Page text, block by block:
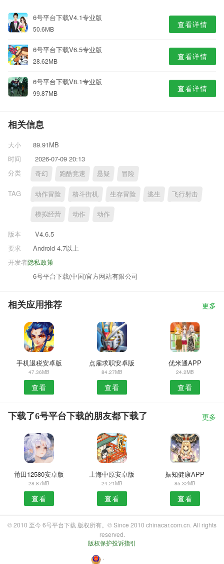
6号平台下载V4.1专业版
50.6MB 查看详情
6号平台下载V6.5专业版
28.62MB 查看详情
6号平台下载V8.1专业版
99.87MB 查看详情
相关信息
大小
89.91MB
时间
2026-07-09 20:13
分类
奇幻 跑酷竞速 悬疑 冒险
TAG 动作冒险 格斗街机 生存冒险 逃生 飞行射击
模拟经营 动作 动作
版本
V4.6.5
要求
Android 4.7以上
隐私政策
开发者
6号平台下载(中国)官方网站有限公司
相关应用推荐 更多
手机退税安卓版
47.36MB
查看
点雇求职安卓版
84.27MB
查看
优米通APP
24.2MB
查看
下载了6号平台下载的朋友都下载了 更多
莆田12580安卓版
28.87MB
查看
上海中原安卓版
24.21MB
查看
振知健康APP
85.32MB
查看
© 2010 至今 6号平台下载 版权所有。© Since 2010 chinacar.com.cn. All rights
reserved.
版权保护投诉指引
・